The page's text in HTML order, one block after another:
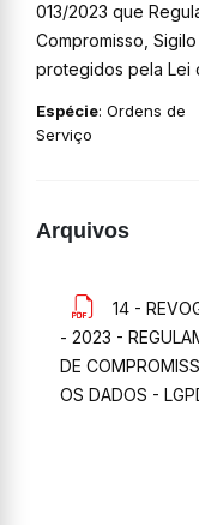
013/2023 que
Compromisso,
protegidos pela Lei
Espécie: Ordens de
Serviço
Arquivos
14 -
- 2023 -
DE
OS DADOS -